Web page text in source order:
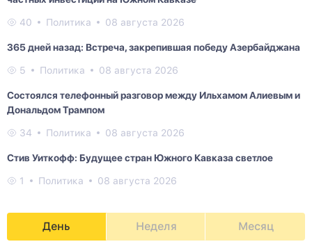
40 Политика 08 августа 2026
365 дней назад: Встреча, закрепившая победу Азербайджана
5 Политика 08 августа 2026
Состоялся телефонный разговор между Ильхамом Алиевым и
Дональдом Трампом
34 Политика 08 августа 2026
Стив Уиткофф: Будущее стран Южного Кавказа светлое
1 Политика 08 августа 2026
День Неделя Месяц